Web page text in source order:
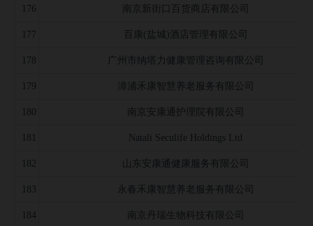
176 南京新街口百货商店有限公司
177 百康(盐城)酒店管理有限公司
178 广州市纳塔力健康管理咨询有限公司
179 漳浦禾康智慧养老服务有限公司
180 南京安康通护理院有限公司
181 Natali Seculife Holdings Ltd
182 山东安康通健康服务有限公司
183 永春禾康智慧养老服务有限公司
184 南京丹瑞生物科技有限公司